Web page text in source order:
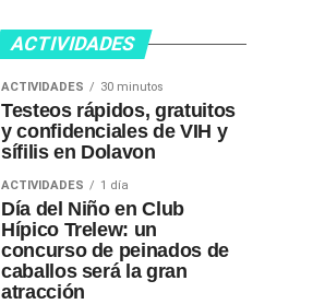
ACTIVIDADES
ACTIVIDADES 30 minutos
Testeos rápidos, gratuitos
y confidenciales de VIH y
sífilis en Dolavon
ACTIVIDADES 1 día
Día del Niño en Club
Hípico Trelew: un
concurso de peinados de
caballos será la gran
atracción